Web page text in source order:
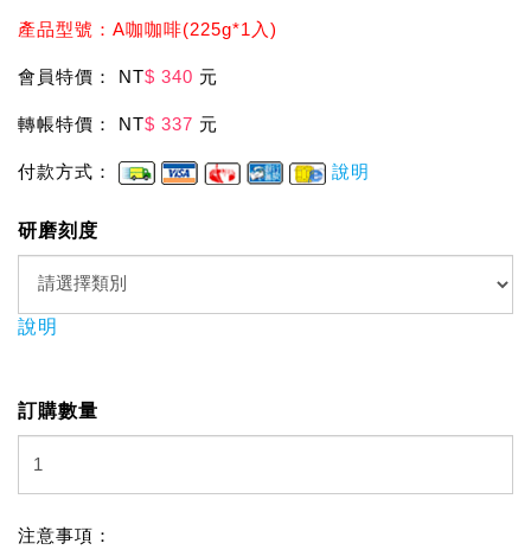
產品型號：A咖咖啡(225g*1入)
會員特價： NT$ 340 元
轉帳特價： NT$ 337 元
付款方式： 說明
研磨刻度
說明
訂購數量
注意事項：